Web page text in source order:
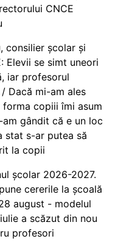
CNCE
consilier școlar și
Elevii se simt uneori
iar profesorul
Dacă mi-am ales
copiii îmi asum
gândit că e un loc
stat s-ar putea să
la copii
școlar 2026-2027.
cererile la școală
august - modelul
a scăzut din nou
profesori